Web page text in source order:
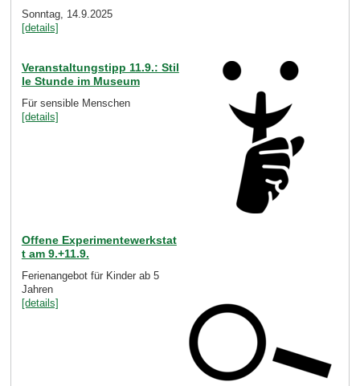
Sonntag, 14.9.2025
[details]
Veranstaltungstipp 11.9.: Stil
le Stunde im Museum
Für sensible Menschen
[details]
Offene Experimentewerkstat
t am 9.+11.9.
Ferienangebot für Kinder ab 5
Jahren
[details]